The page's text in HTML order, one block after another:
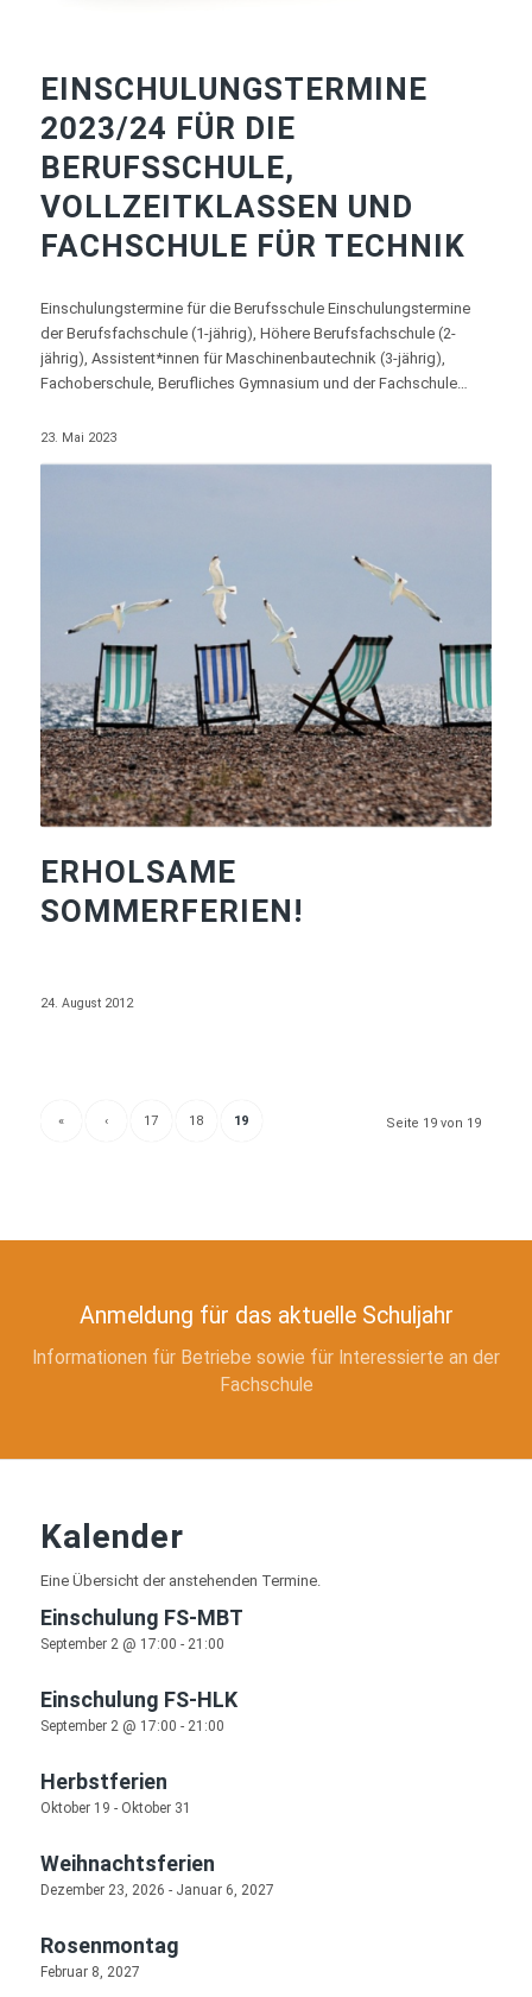
EINSCHULUNGSTERMINE
2023/24 FÜR DIE
BERUFSSCHULE,
VOLLZEITKLASSEN UND
FACHSCHULE FÜR TECHNIK
Einschulungstermine für die Berufsschule Einschulungstermine
der Berufsfachschule (1-jährig), Höhere Berufsfachschule (2-
jährig), Assistent*innen für Maschinenbautechnik (3-jährig),
Fachoberschule, Berufliches Gymnasium und der Fachschule…
23. Mai 2023
ERHOLSAME
SOMMERFERIEN!
24. August 2012
Seite 19 von 19
« ‹ 17 18 19
Anmeldung für das aktuelle Schuljahr
Informationen für Betriebe sowie für Interessierte an der
Fachschule
Kalender
Eine Übersicht der anstehenden Termine.
Einschulung FS-MBT
September 2 @ 17:00 - 21:00
Einschulung FS-HLK
September 2 @ 17:00 - 21:00
Herbstferien
Oktober 19 - Oktober 31
Weihnachtsferien
Dezember 23, 2026 - Januar 6, 2027
Rosenmontag
Februar 8, 2027